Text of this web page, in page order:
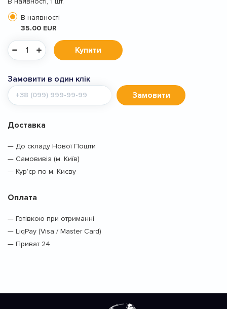
В наявності
35.00 EUR
Купити
Замовити в один клік
Мобільний
телефон
Замовити
Доставка
— До складу Нової Пошти
— Самовивіз (м. Київ)
— Кур’єр по м. Києву
Оплата
— Готівкою при отриманні
— LiqPay (Visa / Master Card)
— Приват 24